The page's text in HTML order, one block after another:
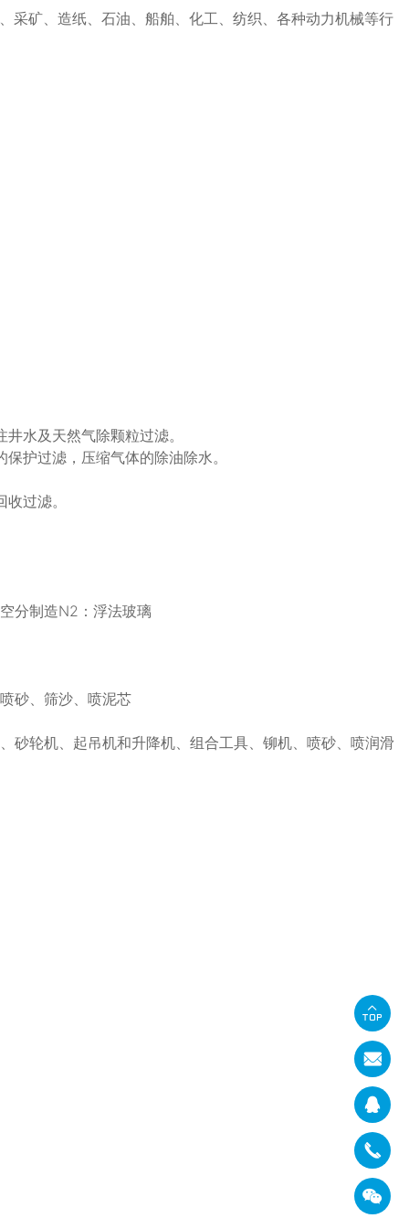
采矿、造纸、石油、船舶、化工、纺织、各种动力机械等行
水及天然气除颗粒过滤。
护过滤，压缩气体的除油除水。
过滤。
分制造N2：浮法玻璃
砂、筛沙、喷泥芯
砂轮机、起吊机和升降机、组合工具、铆机、喷砂、喷润滑